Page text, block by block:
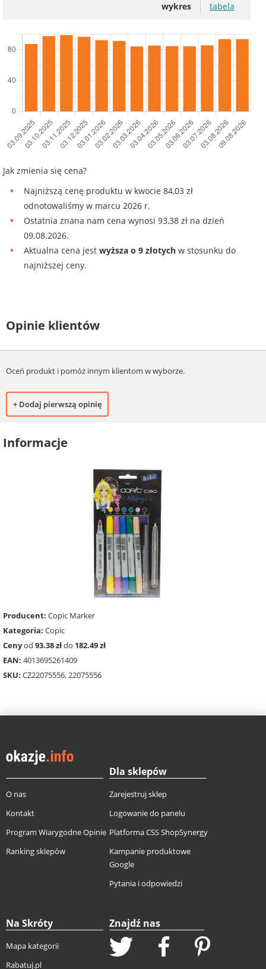
wykres tabela
Jak zmienia się cena?
Najniższą cenę produktu w kwocie 84,03 zł
odnotowaliśmy w marcu 2026 r.
Ostatnia znana nam cena wynosi 93,38 zł na dzień
09.08.2026.
Aktualna cena jest wyższa o 9 złotych w stosunku do
najniższej ceny.
Opinie klientów
Oceń produkt i pomóż innym klientom w wyborze.
+ Dodaj pierwszą opinię
Informacje
Producent: Copic Marker
Kategoria: Copic
Cenyod 93.38 złdo 182.49 zł
EAN: 4013695261409
SKU: CZ22075556, 22075556
O nas
Kontakt
Program Wiarygodne Opinie
Ranking sklepów
Dla sklepów
Zarejestruj sklep
Logowanie do panelu
Platforma CSS ShopSynergy
Kampanie produktowe
Google
Pytania i odpowiedzi
Na Skróty
Mapa kategorii
Rabatuj.pl
Znajdź nas